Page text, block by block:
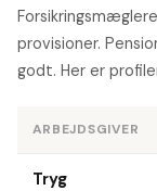
provisioner.
godt. Her er
ARBEJDSGIVER
Tryg